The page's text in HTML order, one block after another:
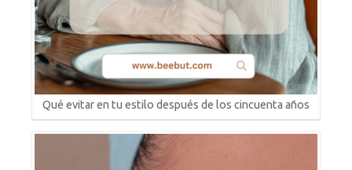
Qué evitar en tu estilo después de los cincuenta años